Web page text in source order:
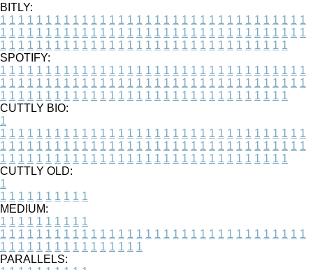
BITLY:
1 1 1 1 1 1 1 1 1 1 1 1 1 1 1 1 1 1 1 1 1 1 1 1 1 1 1 1 1 1 1 1 1 1
1 1 1 1 1 1 1 1 1 1 1 1 1 1 1 1 1 1 1 1 1 1 1 1 1 1 1 1 1 1 1 1 1 1
1 1 1 1 1 1 1 1 1 1 1 1 1 1 1 1 1 1 1 1 1 1 1 1 1 1 1 1 1 1 1 1
SPOTIFY:
1 1 1 1 1 1 1 1 1 1 1 1 1 1 1 1 1 1 1 1 1 1 1 1 1 1 1 1 1 1 1 1 1 1
1 1 1 1 1 1 1 1 1 1 1 1 1 1 1 1 1 1 1 1 1 1 1 1 1 1 1 1 1 1 1 1 1 1
1 1 1 1 1 1 1 1 1 1 1 1 1 1 1 1 1 1 1 1 1 1 1 1 1 1 1 1 1 1 1 1
CUTTLY BIO:
1
1 1 1 1 1 1 1 1 1 1 1 1 1 1 1 1 1 1 1 1 1 1 1 1 1 1 1 1 1 1 1 1 1 1
1 1 1 1 1 1 1 1 1 1 1 1 1 1 1 1 1 1 1 1 1 1 1 1 1 1 1 1 1 1 1 1 1 1
1 1 1 1 1 1 1 1 1 1 1 1 1 1 1 1 1 1 1 1 1 1 1 1 1 1 1 1 1 1 1 1
CUTTLY OLD:
1
1 1 1 1 1 1 1 1 1 1
MEDIUM:
1 1 1 1 1 1 1 1 1 1
1 1 1 1 1 1 1 1 1 1 1 1 1 1 1 1 1 1 1 1 1 1 1 1 1 1 1 1 1 1 1 1 1 1
1 1 1 1 1 1 1 1 1 1 1 1 1 1 1 1
PARALLELS: